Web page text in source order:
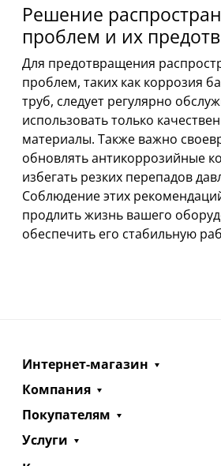
Решение
проблем и их
Для предотвращения
проблем, таких как коррозия
труб, следует регулярно
использовать только
материалы. Также важно
обновлять антикоррозийные
избегать резких перепадов
Соблюдение этих
продлить жизнь вашего
обеспечить его стабильную
Интернет-магазин
Компания
Покупателям
Услуги